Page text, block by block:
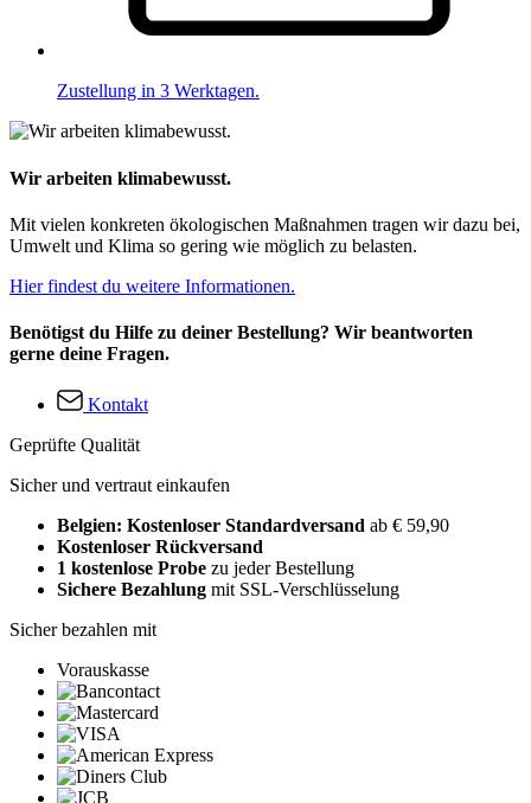
Zustellung in 3 Werktagen.
Wir arbeiten klimabewusst.
Mit vielen konkreten ökologischen Maßnahmen tragen wir dazu bei,
Umwelt und Klima so gering wie möglich zu belasten.
Hier findest du weitere Informationen.
Benötigst du Hilfe zu deiner Bestellung? Wir beantworten
gerne deine Fragen.
Kontakt
Geprüfte Qualität
Sicher und vertraut einkaufen
Belgien: Kostenloser Standardversand ab € 59,90
Kostenloser Rückversand
1 kostenlose Probe zu jeder Bestellung
Sichere Bezahlung mit SSL-Verschlüsselung
Sicher bezahlen mit
Vorauskasse